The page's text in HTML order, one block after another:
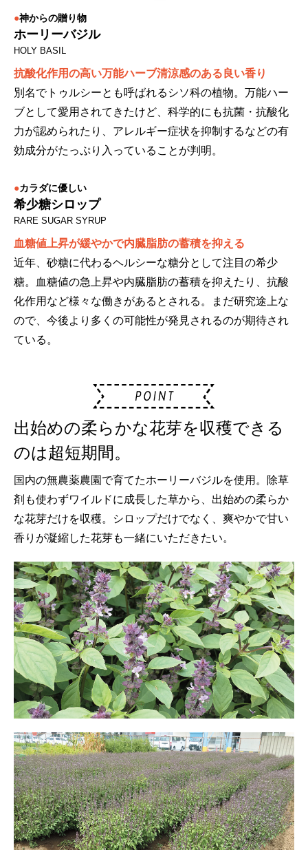
●神からの贈り物
ホーリーバジル
HOLY BASIL
抗酸化作用の高い万能ハーブ清涼感のある良い香り
別名でトゥルシーとも呼ばれるシソ科の植物。万能ハー
ブとして愛用されてきたけど、科学的にも抗菌・抗酸化
力が認められたり、アレルギー症状を抑制するなどの有
効成分がたっぷり入っていることが判明。
●カラダに優しい
希少糖シロップ
RARE SUGAR SYRUP
血糖値上昇が緩やかで内臓脂肪の蓄積を抑える
近年、砂糖に代わるヘルシーな糖分として注目の希少
糖。血糖値の急上昇や内臓脂肪の蓄積を抑えたり、抗酸
化作用など様々な働きがあるとされる。まだ研究途上な
ので、今後より多くの可能性が発見されるのが期待され
ている。
出始めの柔らかな花芽を収穫できる
のは超短期間。
国内の無農薬農園で育てたホーリーバジルを使用。除草
剤も使わずワイルドに成長した草から、出始めの柔らか
な花芽だけを収穫。シロップだけでなく、爽やかで甘い
香りが凝縮した花芽も一緒にいただきたい。